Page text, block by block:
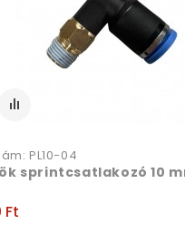
PL10-04
sprintcsatlakozó 10
Ft‎